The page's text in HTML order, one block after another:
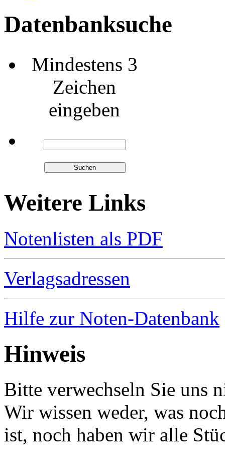
Datenbanksuche
Mindestens 3
Zeichen
eingeben
Weitere Links
Notenlisten als PDF
Verlagsadressen
Hilfe zur Noten-Datenbank
Hinweis
Bitte verwechseln Sie uns
Wir wissen weder, was
ist, noch haben wir alle